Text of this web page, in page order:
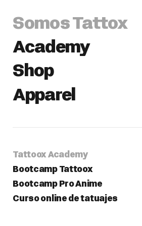
Somos Tattox
Academy
Shop
Apparel
Tattoox Academy
Bootcamp Tattoox
Bootcamp Pro Anime
Curso online de tatuajes